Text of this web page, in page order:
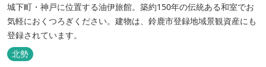
城下町・神戸に位置する油伊旅館。築約150年の伝統ある和室でお
気軽におくつろぎください。建物は、鈴鹿市登録地域景観資産にも
登録されています。
北勢